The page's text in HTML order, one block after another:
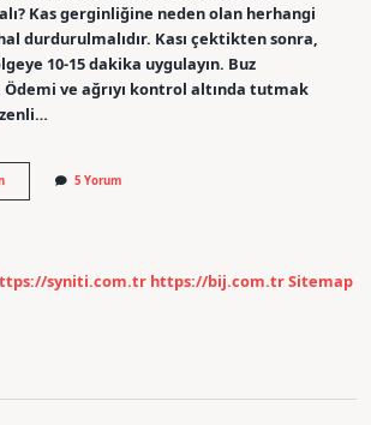
Kas gerginliğine neden olan herhangi
durdurulmalıdır. Kası çektikten sonra,
10-15 dakika uygulayın. Buz
Ödemi ve ağrıyı kontrol altında tutmak
Adele
Atmak
5 Yorum
syniti.com.tr https://bij.com.trSitemap